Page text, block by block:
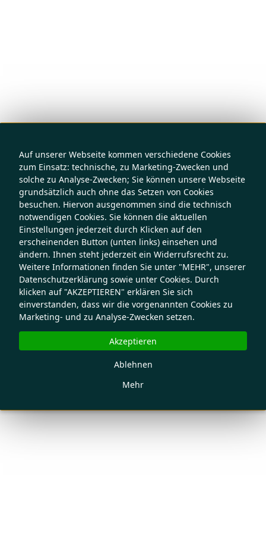
Auf unserer Webseite kommen verschiedene Cookies
zum Einsatz: technische, zu Marketing-Zwecken und
solche zu Analyse-Zwecken; Sie können unsere Webseite
grundsätzlich auch ohne das Setzen von Cookies
besuchen. Hiervon ausgenommen sind die technisch
notwendigen Cookies. Sie können die aktuellen
Einstellungen jederzeit durch Klicken auf den
erscheinenden Button (unten links) einsehen und
ändern. Ihnen steht jederzeit ein Widerrufsrecht zu.
Weitere Informationen finden Sie unter "MEHR", unserer
Datenschutzerklärung sowie unter Cookies. Durch
klicken auf "AKZEPTIEREN" erklären Sie sich
einverstanden, dass wir die vorgenannten Cookies zu
Marketing- und zu Analyse-Zwecken setzen.
Mehr
Ablehnen
Akzeptieren